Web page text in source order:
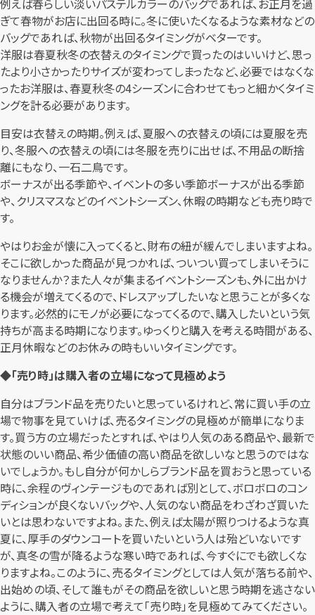
ぎて春物がお店に出回る時に。冬に使いたくなるような素材などの
バッグであれば、秋物が出回るタイミングがベターです。
洋服は春夏秋冬の衣替えのタイミングで買ったのはいいけど、思っ
たより小さかったりサイズが変わってしまったなど、必要ではなくな
ったお洋服は、春夏秋冬の4シーズンに合わせてもっと細かくタイミ
ングを計る必要があります。
目安は衣替えの時期。例えば、夏服への衣替えの頃には夏服を売
り、冬服への衣替えの頃には冬服を売りに出せば、不用品の断捨
離にもなり、一石二鳥です。
ボーナスが出る季節や、イベントの多い季節ボーナスが出る季節
や、クリスマスなどのイベントシーズン、休暇の時期なども売り時で
す。
やはりお金が懐に入ってくると、財布の紐が緩んでしまいますよね。
そこに欲しかった商品が見つかれば、ついつい買ってしまいそうに
なりませんか？また人々が集まるイベントシーズンも、外に出かけ
る機会が増えてくるので、ドレスアップしたいなと思うことが多くな
ります。必然的にモノが必要になってくるので、購入したいという気
持ちが高まる時期になります。ゆっくりと購入を考える時間がある、
正月休暇などのお休みの時もいいタイミングです。
◆「売り時」は購入者の立場になって見極めよう
自分はブランド品を売りたいと思っているけれど、常に買い手の立
場で物事を見ていけば、売るタイミングの見極めが簡単になりま
す。買う方の立場だったとすれば、やはり人気のある商品や、最新で
状態のいい商品、希少価値の高い商品を欲しいなと思うのではな
いでしょうか。もし自分が何かしらブランド品を買おうと思っている
時に、余程のヴィンテージものであれば別として、ボロボロのコン
ディションが良くないバッグや、人気のない商品をわざわざ買いた
いとは思わないですよね。また、例えば太陽が照りつけるような真
夏に、厚手のダウンコートを買いたいという人は殆どいないです
が、真冬の雪が降るような寒い時であれば、今すぐにでも欲しくな
りますよね。このように、売るタイミングとしては人気が落ちる前や、
出始めの頃、そして誰もがその商品を欲しいと思う時期を逃さない
ように、購入者の立場で考えて「売り時」を見極めてみてください。